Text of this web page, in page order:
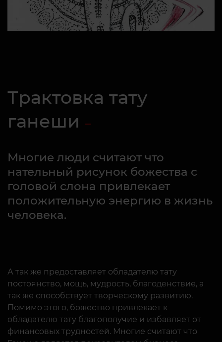
Трактовка тату
ганеши
Многие люди считают что
нательный рисунок божества с
головой слона привлекает
положительную энергию в жизнь
человека.
А так же предоставляет обладателю тату
постоянство, мощь, мудрость, благоденствие, а
так же способствует творческому развитию.
Помимо этого, божество привлекает к
обладателю тату благополучие и избавляет от
финансовых трудностей. Многие считают что